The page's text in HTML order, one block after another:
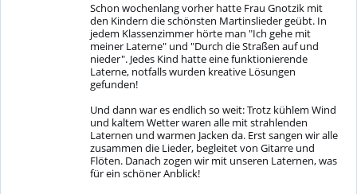
Schon wochenlang vorher hatte Frau Gnotzik mit
den Kindern die schönsten Martinslieder geübt. In
jedem Klassenzimmer hörte man "Ich gehe mit
meiner Laterne" und "Durch die Straßen auf und
nieder". Jedes Kind hatte eine funktionierende
Laterne, notfalls wurden kreative Lösungen
gefunden!
Und dann war es endlich so weit: Trotz kühlem Wind
und kaltem Wetter waren alle mit strahlenden
Laternen und warmen Jacken da. Erst sangen wir alle
zusammen die Lieder, begleitet von Gitarre und
Flöten. Danach zogen wir mit unseren Laternen, was
für ein schöner Anblick!